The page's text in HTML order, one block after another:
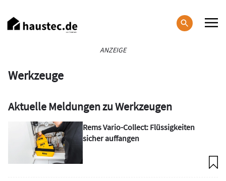
zum
Inhalt
ANZEIGE
Werkzeuge
Aktuelle Meldungen zu Werkzeugen
Rems Vario-Collect: Flüssigkeiten
sicher auffangen